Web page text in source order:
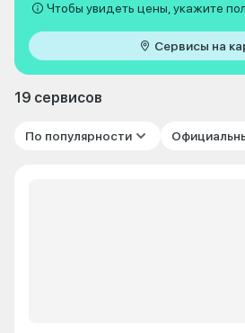
Чтобы увидеть цены, укажите
Сервисы на
19 сервисов
По популярности